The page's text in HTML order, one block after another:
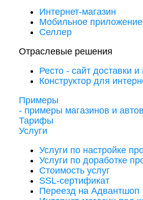
Интернет-магазин
Мобильное приложение
Селлер
Отраслевые решения
Ресто - сайт доставки
Конструктор для
Примеры
- примеры магазинов и
Тарифы
Услуги
Услуги по настройке
Услуги по доработке
Стоимость услуг
SSL-сертификат
Переезд на Адвантшоп